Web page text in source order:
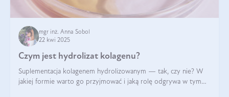
mgr inż. Anna Sobol
22 kwi 2025
Czym jest hydrolizat kolagenu?
Suplementacja kolagenem hydrolizowanym — tak, czy nie? W
jakiej formie warto go przyjmować i jaką rolę odgrywa w tym